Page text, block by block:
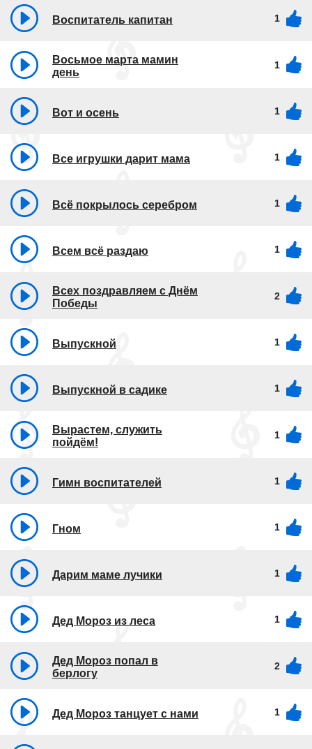
Воспитатель капитан 1
Восьмое марта мамин
день
1
Вот и осень 1
Все игрушки дарит мама 1
Всё покрылось серебром 1
Всем всё раздаю 1
Всех поздравляем с Днём
Победы
2
Выпускной 1
Выпускной в садике 1
Вырастем, служить
пойдём!
1
Гимн воспитателей 1
Гном 1
Дарим маме лучики 1
Дед Мороз из леса 1
Дед Мороз попал в
берлогу
2
Дед Мороз танцует с нами 1